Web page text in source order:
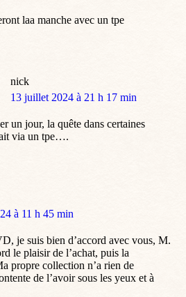
laa manche avec un tpe
nick
dit
13 juillet 2024 à 21 h 17 min
un jour, la quête dans certaines
via un tpe….
à 11 h 45 min
je suis bien d’accord avec vous, M.
le plaisir de l’achat, puis la
propre collection n’a rien de
de l’avoir sous les yeux et à